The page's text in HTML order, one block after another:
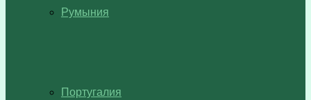
Румыния
Португалия